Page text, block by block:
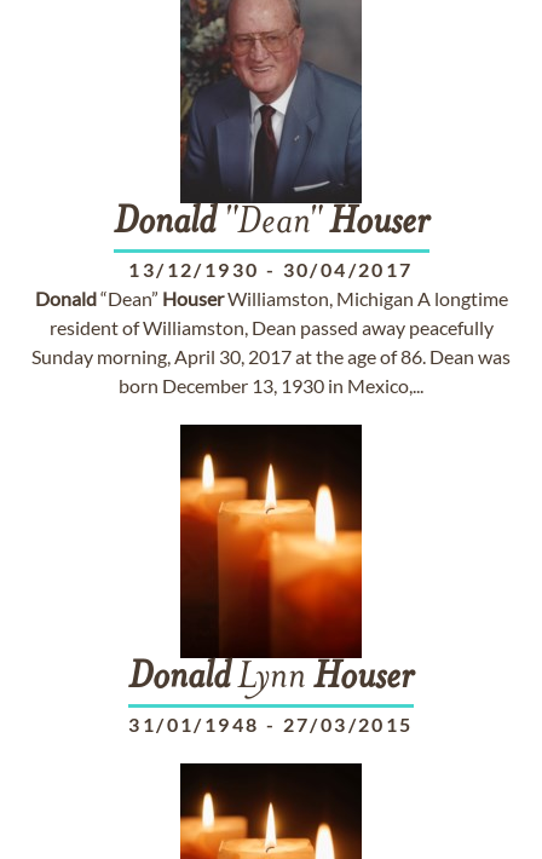
Donald"Dean"Houser
13/12/1930 - 30/04/2017
Donald“Dean” HouserWilliamston, Michigan A longtime
resident of Williamston, Dean passed away peacefully
Sunday morning, April 30, 2017 at the age of 86. Dean was
born December 13, 1930 in Mexico,...
DonaldLynn Houser
31/01/1948 - 27/03/2015